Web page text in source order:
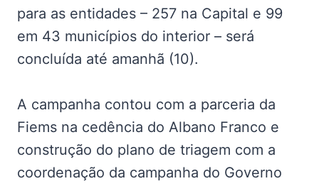
para as entidades – 257 na Capital e 99
em 43 municípios do interior – será
concluída até amanhã (10).
A campanha contou com a parceria da
Fiems na cedência do Albano Franco e
construção do plano de triagem com a
coordenação da campanha do Governo